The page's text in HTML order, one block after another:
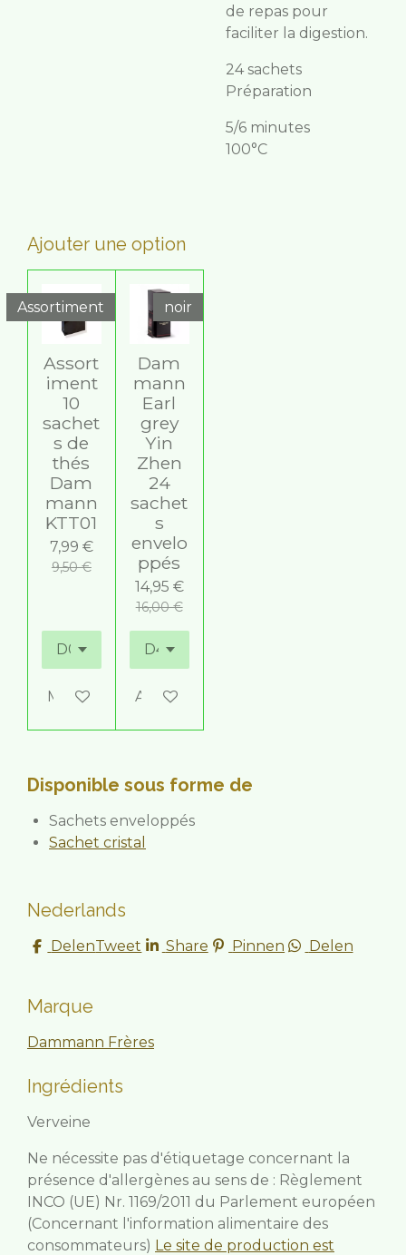
de repas pour
faciliter la digestion.
24 sachets
Préparation
5/6 minutes
100°C
Ajouter une option
Assortiment
Assort
iment
10
sachet
s de
thés
Dam
mann
KTT01
7,99 €
9,50 €
M'avertir si disponible
noir
Dam
mann
Earl
grey
Yin
Zhen
24
sachet
s
envelo
ppés
14,95 €
16,00 €
Ajouter au panier
Disponible sous forme de
Sachets enveloppés
Sachet cristal
Nederlands
DelenTweet Share Pinnen Delen
Marque
Dammann Frères
Ingrédients
Verveine
Ne nécessite pas d'étiquetage concernant la
présence d'allergènes au sens de : Règlement
INCO (UE) Nr. 1169/2011 du Parlement européen
(Concernant l'information alimentaire des
consommateurs) Le site de production est